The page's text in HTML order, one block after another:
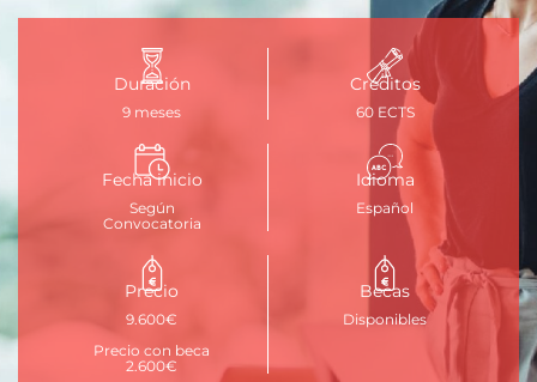
Duración
9 meses
Créditos
60 ECTS
Fecha inicio
Según
Convocatoria
Idioma
Español
Precio
9.600€
Precio con beca
2.600€
Becas
Disponibles